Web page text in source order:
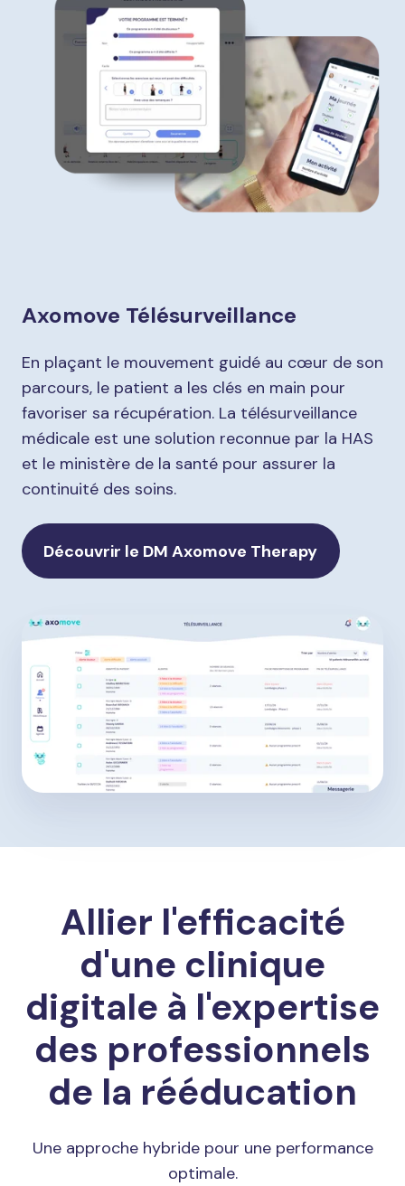
Axomove Télésurveillance
En plaçant le mouvement guidé au cœur de son
parcours, le patient a les clés en main pour
favoriser sa récupération. La télésurveillance
médicale est une solution reconnue par la HAS
et le ministère de la santé pour assurer la
continuité des soins.
Découvrir le DM Axomove Therapy
Allier l'efficacité
d'une clinique
digitale à l'expertise
des professionnels
de la rééducation
Une approche hybride pour une performance
optimale.